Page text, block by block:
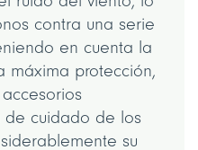
contra una serie
en cuenta la
máxima protección,
de cuidado de los
su